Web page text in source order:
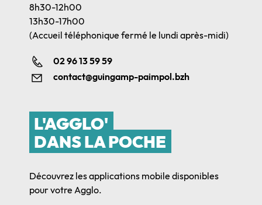
8h30-12h00
13h30-17h00
(Accueil téléphonique fermé le lundi après-midi)
02 96 13 59 59
contact@guingamp-paimpol.bzh
L'AGGLO'
DANS LA POCHE
Découvrez les applications mobile disponibles
pour votre Agglo.